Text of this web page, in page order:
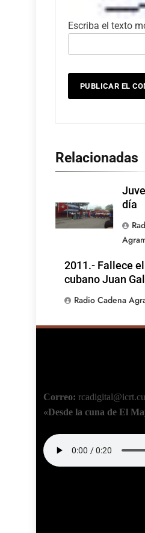
Escriba el texto
Relacionadas
día
2011.- Fallece
cubano Juan
Radio Cadena
Correo: rcadigital@icrt.cu
«Desde la cuna de El